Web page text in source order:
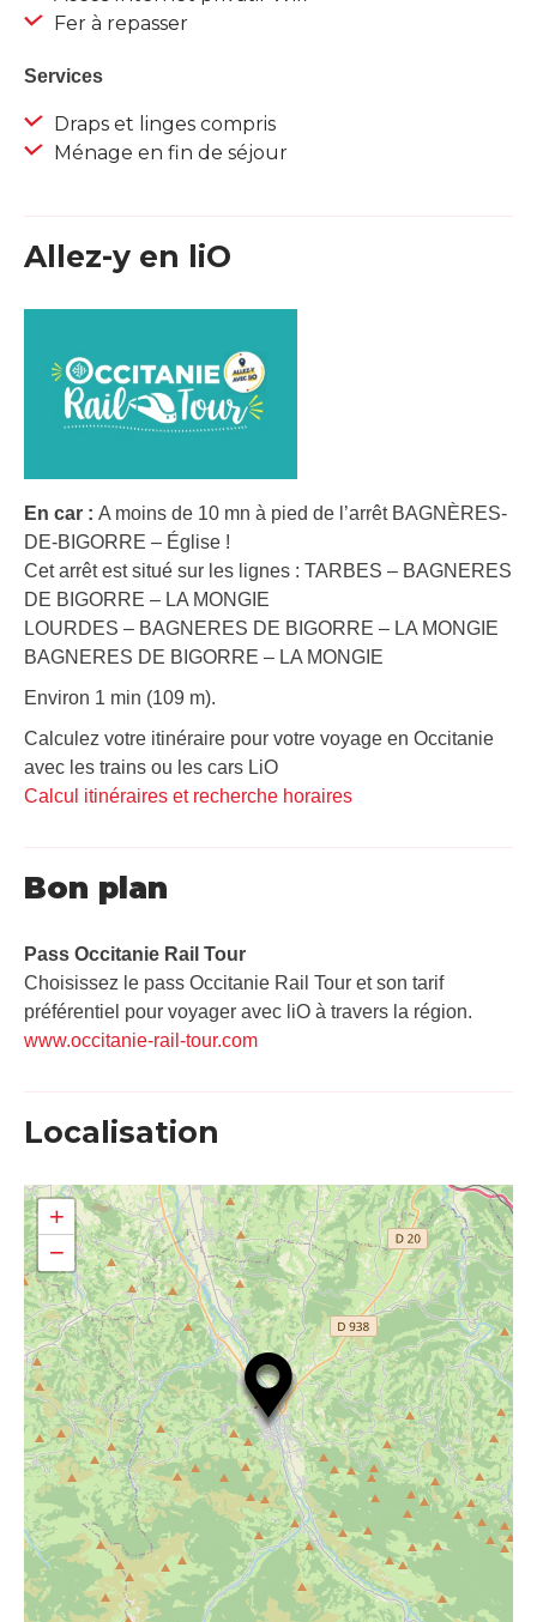
Fer à repasser
Services
Draps et linges compris
Ménage en fin de séjour
Allez-y en liO
En car : A moins de 10 mn à pied de l’arrêt BAGNÈRES-
DE-BIGORRE – Église !
Cet arrêt est situé sur les lignes : TARBES – BAGNERES
DE BIGORRE – LA MONGIE
LOURDES – BAGNERES DE BIGORRE – LA MONGIE
BAGNERES DE BIGORRE – LA MONGIE
Environ 1 min (109 m).
Calculez votre itinéraire pour votre voyage en Occitanie
avec les trains ou les cars LiO
Calcul itinéraires et recherche horaires
Bon plan
Pass Occitanie Rail Tour​
Choisissez le pass Occitanie Rail Tour et son tarif
préférentiel pour voyager avec liO à travers la région.
www.occitanie-rail-tour.com
Localisation
+
−